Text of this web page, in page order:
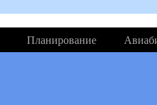
Планирование